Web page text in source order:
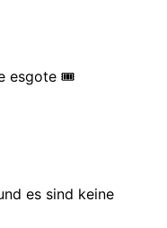
esgote 🎟
es sind keine